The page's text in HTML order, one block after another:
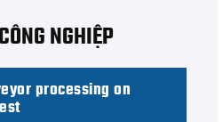
NGHIỆP
processing on